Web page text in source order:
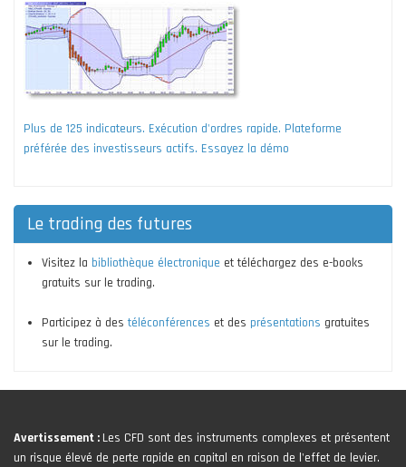
Plus de 125 indicateurs. Exécution d'ordres rapide. Plateforme
préférée des investisseurs actifs. Essayez la démo
Le trading des futures
Visitez la bibliothèque électronique et téléchargez des e-books
gratuits sur le trading.
Participez à destéléconférences et des présentations gratuites
sur le trading.
Avertissement : Les CFD sont des instruments complexes et présentent
un risque élevé de perte rapide en capital en raison de l'effet de levier.